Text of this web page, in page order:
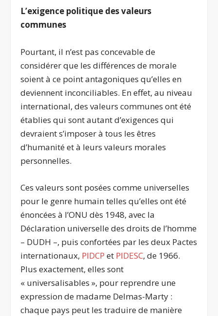
L’exigence politique des valeurs
communes
Pourtant, il n’est pas concevable de
considérer que les différences de morale
soient à ce point antagoniques qu’elles en
deviennent inconciliables. En effet, au niveau
international, des valeurs communes ont été
établies qui sont autant d’exigences qui
devraient s’imposer à tous les êtres
d’humanité et à leurs valeurs morales
personnelles.
Ces valeurs sont posées comme universelles
pour le genre humain telles qu’elles ont été
énoncées à l’ONU dès 1948, avec la
Déclaration universelle des droits de l’homme
– DUDH –, puis confortées par les deux Pactes
internationaux, PIDCPet PIDESC, de 1966.
Plus exactement, elles sont
« universalisables », pour reprendre une
expression de madame Delmas-Marty :
chaque pays peut les traduire de manière